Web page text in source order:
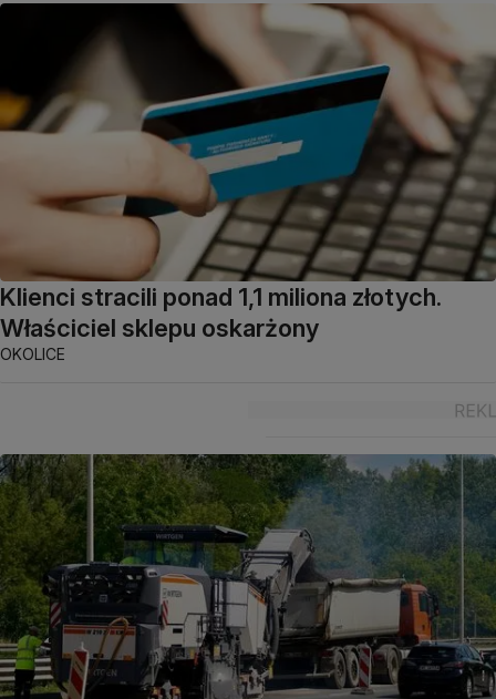
Klienci stracili ponad 1,1 miliona złotych.
Właściciel sklepu oskarżony
OKOLICE